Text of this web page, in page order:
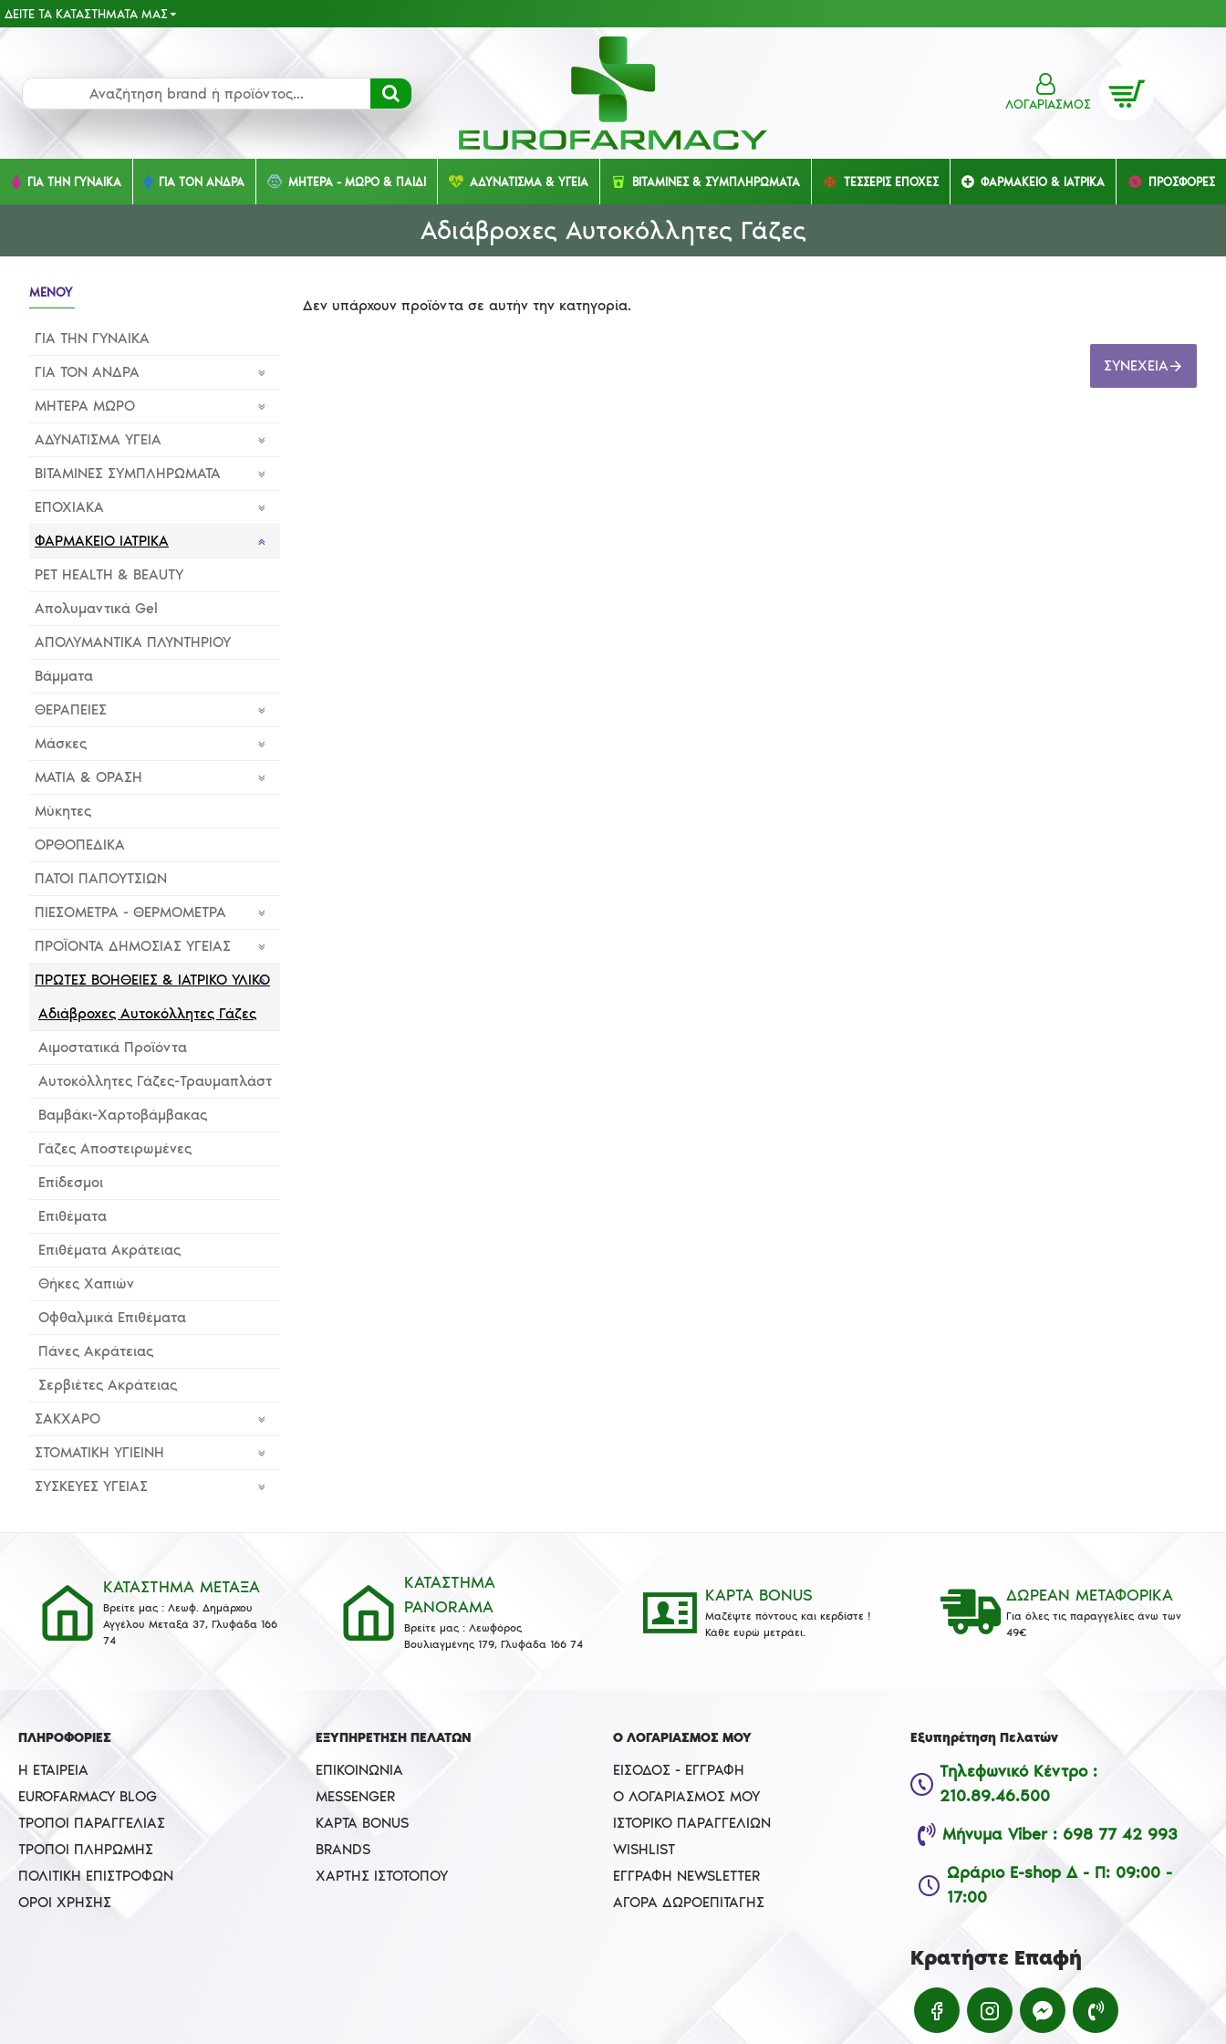
ΔΕΊΤΕ ΤΑ ΚΑΤΑΣΤΉΜΑΤΑ ΜΑΣ
ΛΟΓΑΡΙΑΣΜΌΣ
ΓΙΑ ΤΗΝ ΓΥΝΑΙΚΑ ΓΙΑ ΤΟΝ ΑΝΔΡΑ ΜΗΤΕΡΑ - ΜΩΡΟ & ΠΑΙΔΙ ΑΔΥΝΑΤΙΣΜΑ & ΥΓΕΙΑ ΒΙΤΑΜΙΝΕΣ & ΣΥΜΠΛΗΡΩΜΑΤΑ ΤΕΣΣΕΡΙΣ ΕΠΟΧΕΣ ΦΑΡΜΑΚΕΙΟ & ΙΑΤΡΙΚΑ ΠΡΟΣΦΟΡΕΣ
Αδιάβροχες Αυτοκόλλητες Γάζες
ΜΕΝΟΥ
ΓΙΑ ΤΗΝ ΓΥΝΑΙΚΑ
ΓΙΑ ΤΟΝ ΑΝΔΡΑ
ΜΗΤΕΡΑ ΜΩΡΟ
ΑΔΥΝΑΤΙΣΜΑ ΥΓΕΙΑ
ΒΙΤΑΜΙΝΕΣ ΣΥΜΠΛΗΡΩΜΑΤΑ
ΕΠΟΧΙΑΚΑ
ΦΑΡΜΑΚΕΙΟ ΙΑΤΡΙΚΑ
PET HEALTH & BEAUTY
Απολυμαντικά Gel
ΑΠΟΛΥΜΑΝΤΙΚΑ ΠΛΥΝΤΗΡΙΟΥ
Βάμματα
ΘΕΡΑΠΕΙΕΣ
Μάσκες
ΜΑΤΙΑ & ΟΡΑΣΗ
Μύκητες
ΟΡΘΟΠΕΔΙΚΑ
ΠΑΤΟΙ ΠΑΠΟΥΤΣΙΩΝ
ΠΙΕΣΟΜΕΤΡΑ - ΘΕΡΜΟΜΕΤΡΑ
ΠΡΟΪΟΝΤΑ ΔΗΜΟΣΙΑΣ ΥΓΕΙΑΣ
ΠΡΩΤΕΣ ΒΟΗΘΕΙΕΣ & ΙΑΤΡΙΚΟ ΥΛΙΚΟ
Αδιάβροχες Αυτοκόλλητες Γάζες
Αιμοστατικά Προϊόντα
Αυτοκόλλητες Γάζες-Τραυμαπλάστ
Βαμβάκι-Χαρτοβάμβακας
Γάζες Αποστειρωμένες
Επίδεσμοι
Επιθέματα
Επιθέματα Ακράτειας
Θήκες Χαπιών
Οφθαλμικά Επιθέματα
Πάνες Ακράτειας
Σερβιέτες Ακράτειας
ΣΑΚΧΑΡΟ
ΣΤΟΜΑΤΙΚΗ ΥΓΙΕΙΝΗ
ΣΥΣΚΕΥΕΣ ΥΓΕΙΑΣ
Δεν υπάρχουν προϊόντα σε αυτήν την κατηγορία.
ΣΥΝΈΧΕΙΑ
ΚΑΤΑΣΤΗΜΑ ΜΕΤΑΞΑ
Βρείτε μας : Λεωφ. Δημάρχου
Αγγέλου Μεταξά 37, Γλυφάδα 166
74
ΚΑΤΑΣΤΗΜΑ
PANORAMA
Βρείτε μας : Λεωφόρος
Βουλιαγμένης 179, Γλυφάδα 166 74
ΚΑΡΤΑ BONUS
Μαζέψτε πόντους και κερδίστε !
Κάθε ευρώ μετράει.
ΔΩΡΕΑΝ ΜΕΤΑΦΟΡΙΚΑ
Για όλες τις παραγγελίες άνω των
49€
ΠΛΗΡΟΦΟΡΙΕΣ
Η ΕΤΑΙΡΕΊΑ
EUROFARMACY BLOG
ΤΡΌΠΟΙ ΠΑΡΑΓΓΕΛΊΑΣ
ΤΡΌΠΟΙ ΠΛΗΡΩΜΉΣ
ΠΟΛΙΤΙΚΉ ΕΠΙΣΤΡΟΦΏΝ
ΌΡΟΙ ΧΡΉΣΗΣ
ΕΞΥΠΗΡΕΤΗΣΗ ΠΕΛΑΤΩΝ
ΕΠΙΚΟΙΝΩΝΊΑ
MESSENGER
ΚΆΡΤΑ BONUS
BRANDS
ΧΆΡΤΗΣ ΙΣΤΌΤΟΠΟΥ
Ο ΛΟΓΑΡΙΑΣΜΟΣ ΜΟΥ
ΕΊΣΟΔΟΣ - ΕΓΓΡΑΦΉ
Ο ΛΟΓΑΡΙΑΣΜΌΣ ΜΟΥ
ΙΣΤΟΡΙΚΌ ΠΑΡΑΓΓΕΛΙΏΝ
WISHLIST
ΕΓΓΡΑΦΉ NEWSLETTER
ΑΓΟΡΆ ΔΩΡΟΕΠΙΤΑΓΉΣ
Εξυπηρέτηση Πελατών
Τηλεφωνικό Κέντρο :
210.89.46.500
Μήνυμα Viber : 698 77 42 993
Ωράριο E-shop Δ - Π: 09:00 -
17:00
Κρατήστε Επαφή